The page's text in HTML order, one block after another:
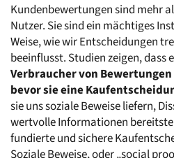
Kundenbewertungen sind mehr
Nutzer. Sie sind ein mächtiges
Weise, wie wir Entscheidungen
beeinflusst. Studien zeigen, dass
Verbraucher von
bevor sie eine
sie uns soziale Beweise liefern,
wertvolle Informationen
fundierte und sichere
Soziale Beweise, oder „social